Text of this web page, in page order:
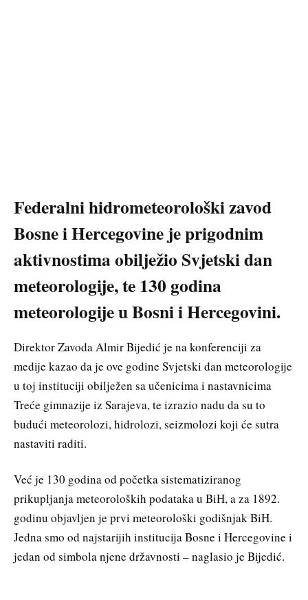
Federalni hidrometeorološki zavod
Bosne i Hercegovine je prigodnim
aktivnostima obilježio Svjetski dan
meteorologije, te 130 godina
meteorologije u Bosni i Hercegovini.
Direktor Zavoda Almir Bijedić je na konferenciji za
medije kazao da je ove godine Svjetski dan meteorologije
u toj instituciji obilježen sa učenicima i nastavnicima
Treće gimnazije iz Sarajeva, te izrazio nadu da su to
budući meteorolozi, hidrolozi, seizmolozi koji će sutra
nastaviti raditi.
Već je 130 godina od početka sistematiziranog
prikupljanja meteoroloških podataka u BiH, a za 1892.
godinu objavljen je prvi meteorološki godišnjak BiH.
Jedna smo od najstarijih institucija Bosne i Hercegovine i
jedan od simbola njene državnosti – naglasio je Bijedić.